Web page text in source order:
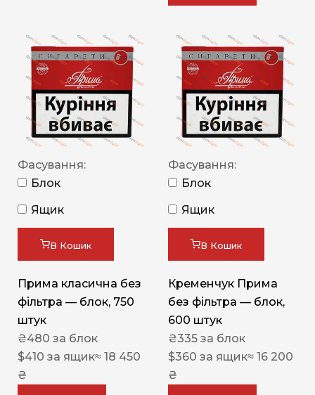
Фасування:
Блок
Ящик
В Кошик
Прима класична без
фільтра — блок, 750
штук
₴480 за блок
$410 за ящик≈ 18 450
₴
Фасування:
Блок
Ящик
В Кошик
Кременчук Прима
без фільтра — блок,
600 штук
₴335 за блок
$360 за ящик≈ 16 200
₴